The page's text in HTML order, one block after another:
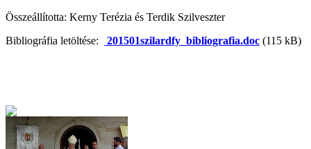
Összeállította: Kerny Terézia és Terdik Szilveszter
Bibliográfia letöltése:
201501szilardfy_bibliografia.doc (115 kB)